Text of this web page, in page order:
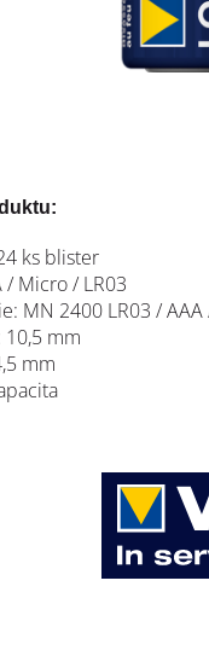
ks blister
/ Micro / LR03
MN 2400 LR03 /
mm
mm